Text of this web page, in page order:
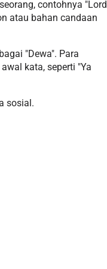
contohnya "Lord
atau bahan candaan
"Dewa". Para
kata, seperti "Ya
sosial.